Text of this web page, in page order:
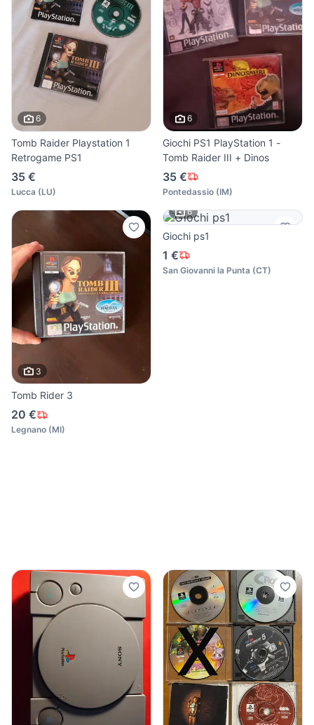
6
Tomb Raider Playstation 1
Retrogame PS1
35 €
Lucca (LU)
6
Giochi PS1 PlayStation 1 -
Tomb Raider III + Dinos
35 €
Pontedassio (IM)
3
Tomb Rider 3
20 €
Legnano (MI)
6
Giochi ps1
1 €
San Giovanni la Punta (CT)